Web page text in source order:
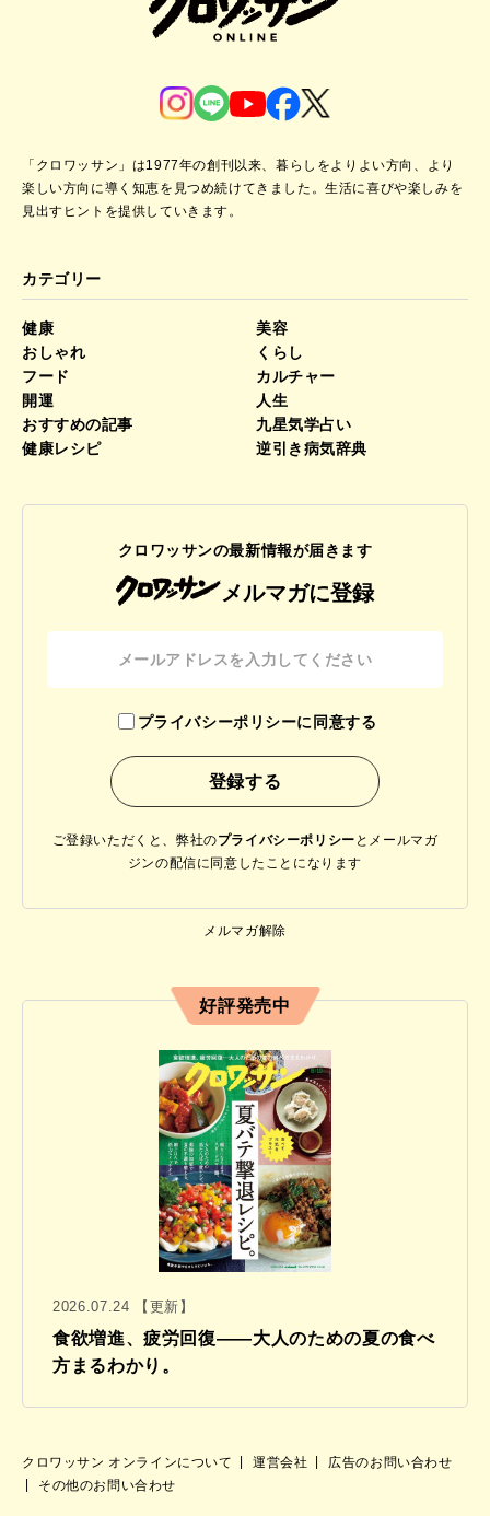
「クロワッサン」は1977年の創刊以来、暮らしをよりよい方向、より
楽しい方向に導く知恵を見つめ続けてきました。生活に喜びや楽しみを
見出すヒントを提供していきます。
カテゴリー
健康
美容
おしゃれ
くらし
フード
カルチャー
開運
人生
おすすめの記事
九星気学占い
健康レシピ
逆引き病気辞典
クロワッサンの最新情報が届きます
メルマガに登録
プライバシーポリシーに同意する
ご登録いただくと、弊社のプライバシーポリシー と メールマガ
ジンの配信に同意したことになります
メルマガ解除
好評発売中
2026.07.24 【更新】
食欲増進、疲労回復——大人のための夏の食べ
方まるわかり。
クロワッサン オンラインについて 運営会社
広告のお問い合わせ
その他のお問い合わせ